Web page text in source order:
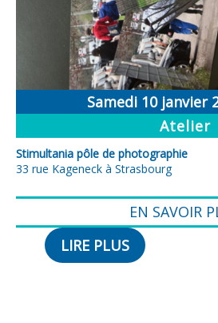
Samedi 10 janvier
Atelier
Stimultania pôle de photographie
33 rue Kageneck à Strasbourg
EN SAVOIR
LIRE PLUS